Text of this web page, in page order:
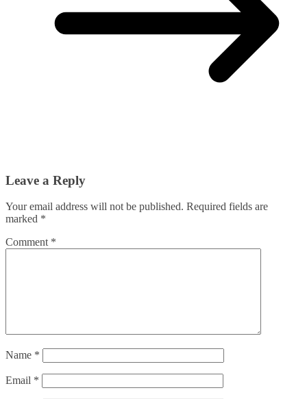
Leave a Reply
Your email address will not be published. Required fields are
marked *
Comment *
Name *
Email *